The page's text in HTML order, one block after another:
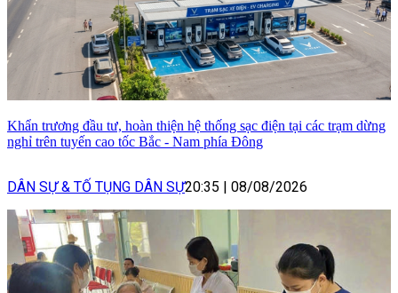
Khẩn trương đầu tư, hoàn thiện hệ thống sạc điện tại các trạm dừng
nghỉ trên tuyến cao tốc Bắc - Nam phía Đông
DÂN SỰ & TỐ TỤNG DÂN SỰ20:35 | 08/08/2026